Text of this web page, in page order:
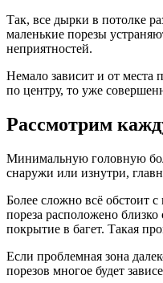
Так, все дырки в потолке
маленькие порезы
неприятностей.
Немало зависит и от места
по центру, то уже
Рассмотрим
Минимальную головную
снаружи или изнутри,
Более сложно всё обстоит
пореза расположено
покрытие в багет. Такая
Если проблемная зона
порезов многое будет